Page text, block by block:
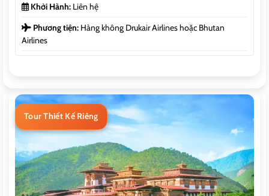
Khởi Hành:Liên hệ
Phương tiện:Hàng không Drukair Airlines hoặc Bhutan
Airlines
Tour Thiết Kế Riêng